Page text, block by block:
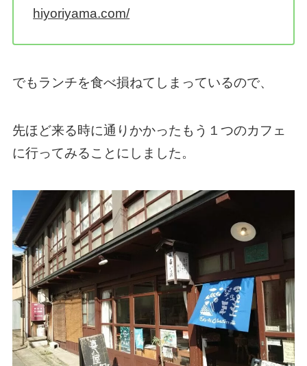
hiyoriyama.com/
でもランチを食べ損ねてしまっているので、
先ほど来る時に通りかかったもう１つのカフェ
に行ってみることにしました。